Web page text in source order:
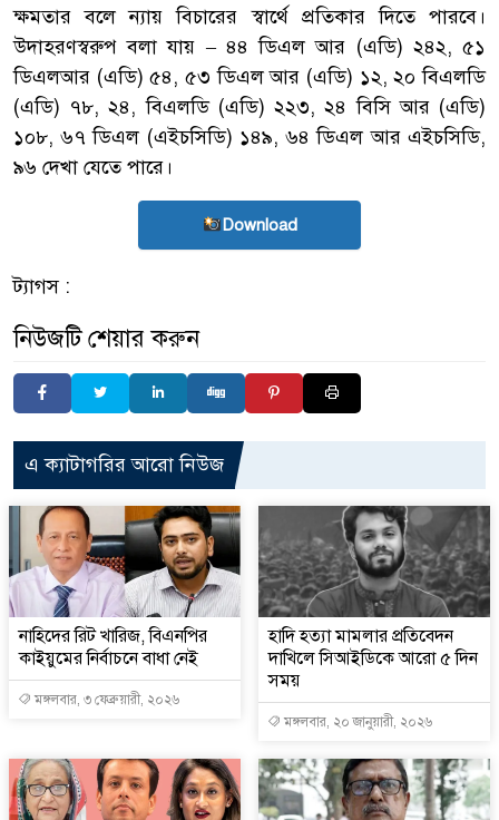
ক্ষমতার বলে ন্যায় বিচারের স্বার্থে প্রতিকার দিতে পারবে।
উদাহরণস্বরুপ বলা যায় – ৪৪ ডিএল আর (এডি) ২৪২, ৫১
ডিএলআর (এডি) ৫৪, ৫৩ ডিএল আর (এডি) ১২, ২০ বিএলডি
(এডি) ৭৮, ২৪, বিএলডি (এডি) ২২৩, ২৪ বিসি আর (এডি)
১০৮, ৬৭ ডিএল (এইচসিডি) ১৪৯, ৬৪ ডিএল আর এইচসিডি,
৯৬ দেখা যেতে পারে।
Download
ট্যাগস :
নিউজটি শেয়ার করুন
এ ক্যাটাগরির আরো নিউজ
নাহিদের রিট খারিজ, বিএনপির
কাইয়ুমের নির্বাচনে বাধা নেই
মঙ্গলবার, ৩ ফেব্রুয়ারী, ২০২৬
হাদি হত্যা মামলার প্রতিবেদন
দাখিলে সিআইডিকে আরো ৫ দিন
সময়
মঙ্গলবার, ২০ জানুয়ারী, ২০২৬